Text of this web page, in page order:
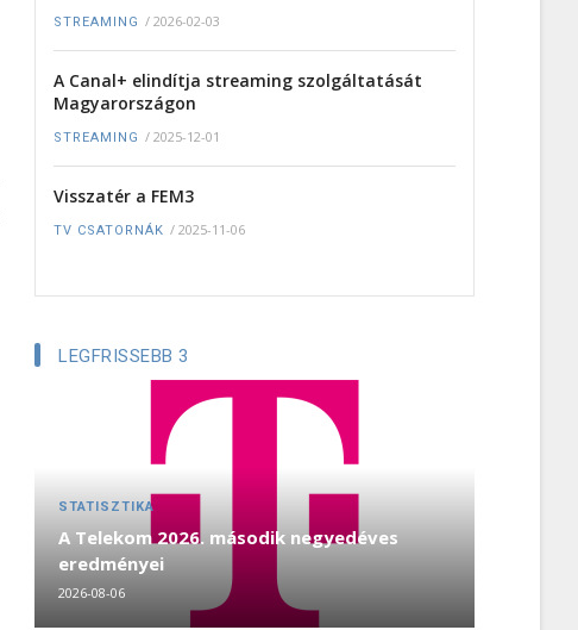
STREAMING / 2026-02-03
A Canal+ elindítja streaming szolgáltatását
Magyarországon
STREAMING / 2025-12-01
Visszatér a FEM3
TV CSATORNÁK / 2025-11-06
LEGFRISSEBB 3
STATISZTIKA
A Telekom 2026. második negyedéves
eredményei
2026-08-06